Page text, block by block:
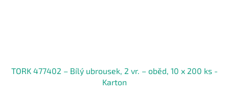
TORK 477402 – Bílý ubrousek, 2 vr. – oběd, 10 x 200 ks -
Karton